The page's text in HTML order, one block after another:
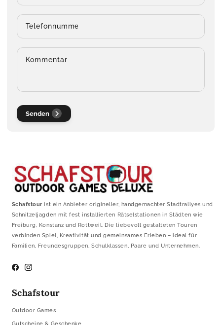
Telefonnummer
Kommentar
Senden
Schafstour ist ein Anbieter origineller, handgemachter Stadtrallyes und
Schnitzeljagden mit fest installierten Rätselstationen in Städten wie
Freiburg, Konstanz und Rottweil. Die liebevoll gestalteten Touren
verbinden Spiel, Kreativität und gemeinsames Erleben – ideal für
Familien, Freundesgruppen, Schulklassen, Paare und Unternehmen.
Facebook
Instagram
Schafstour
Outdoor Games
Gutscheine & Geschenke